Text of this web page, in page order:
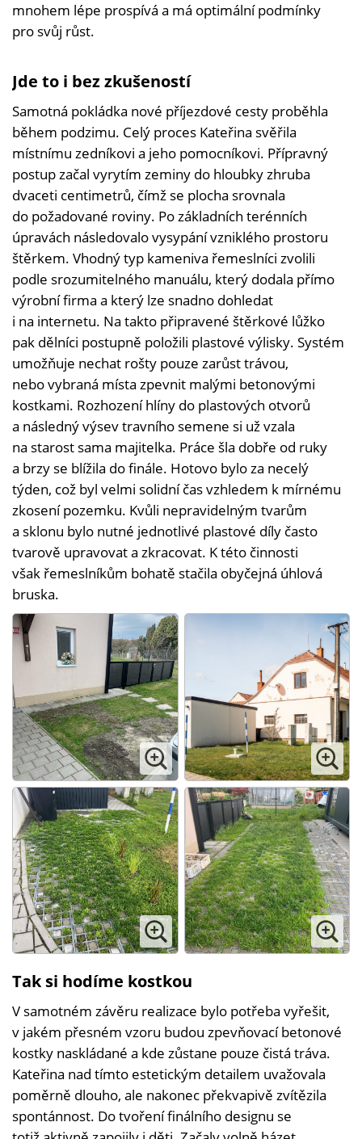
mnohem lépe prospívá a má optimální podmínky
pro svůj růst.
Jde to i bez zkušeností
Samotná pokládka nové příjezdové cesty proběhla
během podzimu. Celý proces Kateřina svěřila
místnímu zedníkovi a jeho pomocníkovi. Přípravný
postup začal vyrytím zeminy do hloubky zhruba
dvaceti centimetrů, čímž se plocha srovnala
do požadované roviny. Po základních terénních
úpravách následovalo vysypání vzniklého prostoru
štěrkem. Vhodný typ kameniva řemeslníci zvolili
podle srozumitelného manuálu, který dodala přímo
výrobní firma a který lze snadno dohledat
i na internetu. Na takto připravené štěrkové lůžko
pak dělníci postupně položili plastové výlisky. Systém
umožňuje nechat rošty pouze zarůst trávou,
nebo vybraná místa zpevnit malými betonovými
kostkami. Rozhození hlíny do plastových otvorů
a následný výsev travního semene si už vzala
na starost sama majitelka. Práce šla dobře od ruky
a brzy se blížila do finále. Hotovo bylo za necelý
týden, což byl velmi solidní čas vzhledem k mírnému
zkosení pozemku. Kvůli nepravidelným tvarům
a sklonu bylo nutné jednotlivé plastové díly často
tvarově upravovat a zkracovat. K této činnosti
však řemeslníkům bohatě stačila obyčejná úhlová
bruska.
Tak si hodíme kostkou
V samotném závěru realizace bylo potřeba vyřešit,
v jakém přesném vzoru budou zpevňovací betonové
kostky naskládané a kde zůstane pouze čistá tráva.
Kateřina nad tímto estetickým detailem uvažovala
poměrně dlouho, ale nakonec překvapivě zvítězila
spontánnost. Do tvoření finálního designu se